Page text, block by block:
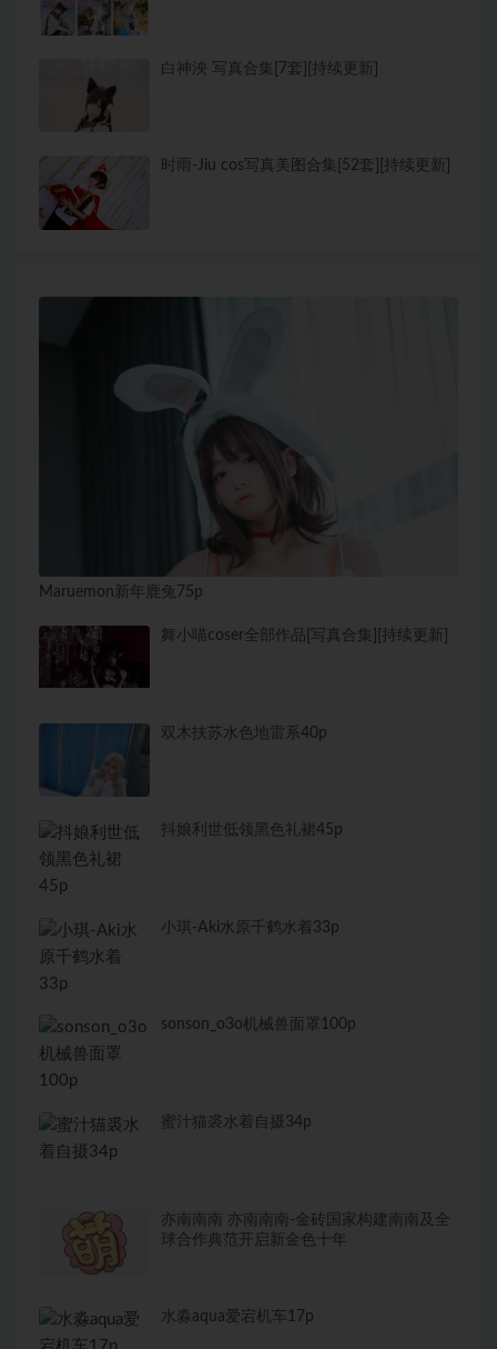
白神泱 写真合集[7套][持续更新]
时雨-Jiu cos写真美图合集[52套][持续更新]
Maruemon新年鹿兔75p
舞小喵coser全部作品[写真合集][持续更新]
双木扶苏水色地雷系40p
抖娘利世低领黑色礼裙45p
小琪-Aki水原千鹤水着33p
sonson_o3o机械兽面罩100p
蜜汁猫裘水着自摄34p
亦南南南 亦南南南-金砖国家构建南南及全
球合作典范开启新金色十年
水淼aqua爱宕机车17p